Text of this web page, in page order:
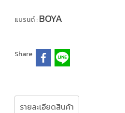
แบรนด์ :BOYA
Share
รายละเอียดสินค้า